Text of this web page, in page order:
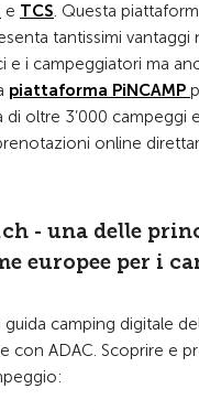
e TCS. Questa
tantissimi vantaggi
e i campeggiatori ma
piattaforma PiNCAMP
di oltre 3’000 campeggi
online
- una delle
europee per i
guida camping digitale
con ADAC. Scoprire e